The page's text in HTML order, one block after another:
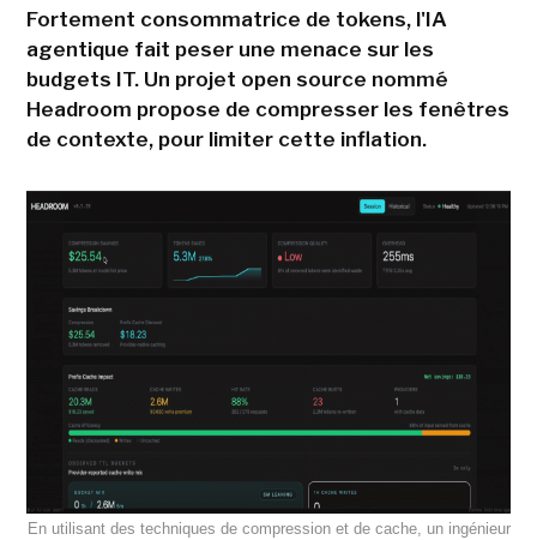
Fortement consommatrice de tokens, l'IA
agentique fait peser une menace sur les
budgets IT. Un projet open source nommé
Headroom propose de compresser les fenêtres
de contexte, pour limiter cette inflation.
En utilisant des techniques de compression et de cache, un ingénieur